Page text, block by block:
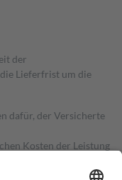
der
Lieferfrist um die
dafür, der Versicherte
Kosten der Leistung